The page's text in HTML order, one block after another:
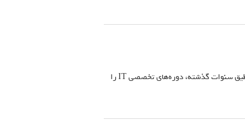
مرکز آموزش کاریار ارقام با بهره گیری از تجارب موفق گذشته و در پاسخ به استقبال علاقمندان، در ایام نوروز 1395 طیق سنوات گذشته، دوره‌های تخصصی IT را